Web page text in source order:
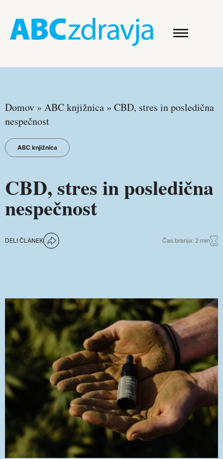
Domov » ABC knjižnica » CBD, stres in posledična
nespečnost
ABC knjižnica
CBD, stres in posledična
nespečnost
DELI ČLANEK Čas branja: 2 min